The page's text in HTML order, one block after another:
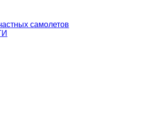
самолетов